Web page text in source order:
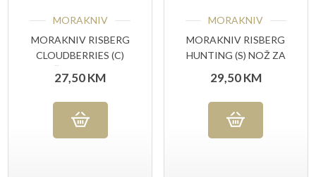
MORAKNIV
MORAKNIV RISBERG
CLOUDBERRIES (C)
UPOTREBU
27,50KM
MORAKNIV
MORAKNIV RISBERG
HUNTING (S) NOŽ ZA
29,50KM